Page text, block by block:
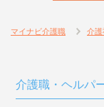
マイナビ介護職 介護
介護職・ヘルパ